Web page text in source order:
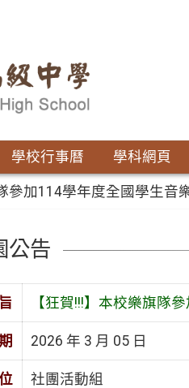
學校行事曆 學科網頁
參加114學年度全國學生音
公告
【狂賀!!!】本校樂旗隊
2026 年 3 月 05 日
社團活動組